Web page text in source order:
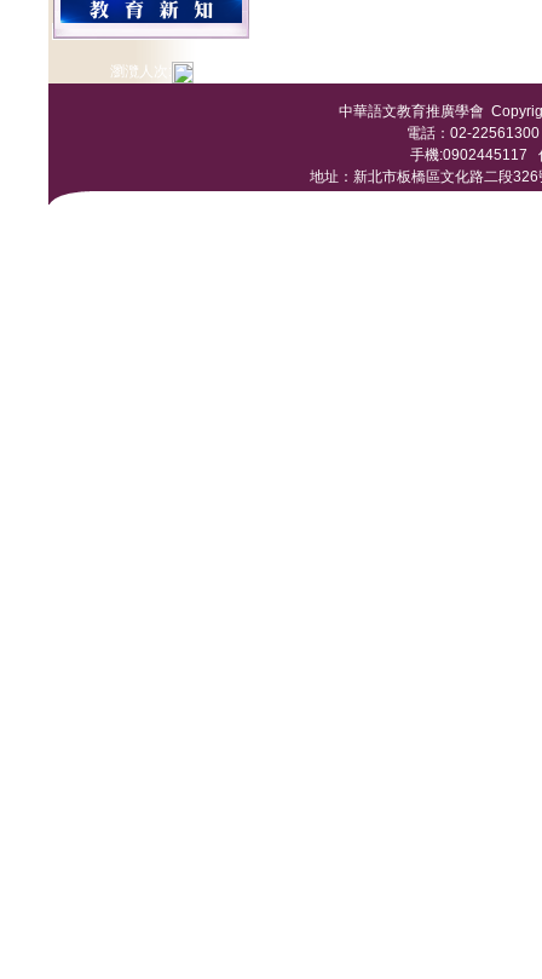
瀏灠人次:
中華語文教育推廣學會
電話：02-
手機:0902445117
地址：新北市板橋區文化路二段